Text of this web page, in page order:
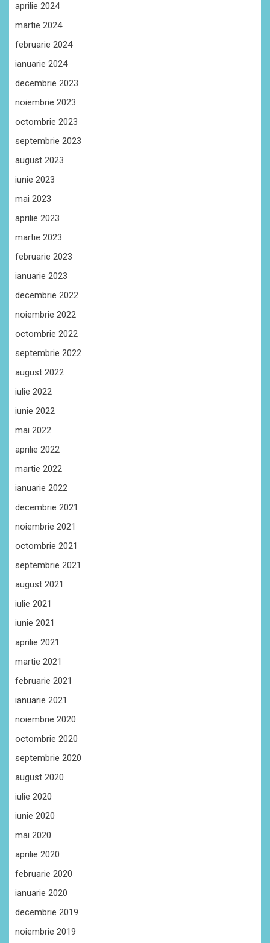
aprilie 2024
martie 2024
februarie 2024
ianuarie 2024
decembrie 2023
noiembrie 2023
octombrie 2023
septembrie 2023
august 2023
iunie 2023
mai 2023
aprilie 2023
martie 2023
februarie 2023
ianuarie 2023
decembrie 2022
noiembrie 2022
octombrie 2022
septembrie 2022
august 2022
iulie 2022
iunie 2022
mai 2022
aprilie 2022
martie 2022
ianuarie 2022
decembrie 2021
noiembrie 2021
octombrie 2021
septembrie 2021
august 2021
iulie 2021
iunie 2021
aprilie 2021
martie 2021
februarie 2021
ianuarie 2021
noiembrie 2020
octombrie 2020
septembrie 2020
august 2020
iulie 2020
iunie 2020
mai 2020
aprilie 2020
februarie 2020
ianuarie 2020
decembrie 2019
noiembrie 2019